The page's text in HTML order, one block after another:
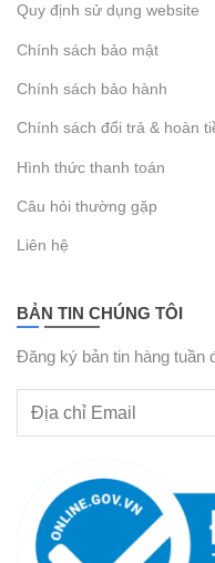
Quy định sử dụng website
Chính sách bảo mật
Chính sách bảo hành
Chính sách đổi trả & hoàn
Hình thức thanh toán
Câu hỏi thường gặp
Liên hệ
BẢN TIN CHÚNG TÔI
Đăng ký bản tin hàng tuần